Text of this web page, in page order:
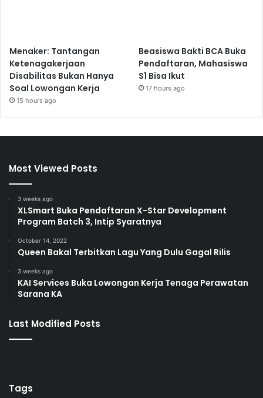
Menaker: Tantangan
Ketenagakerjaan
Disabilitas Bukan Hanya
Soal Lowongan Kerja
15 hours ago
Beasiswa Bakti BCA Buka
Pendaftaran, Mahasiswa
S1 Bisa Ikut
17 hours ago
Most Viewed Posts
3 weeks ago
XLSmart Buka Pendaftaran X-Star Development
Program Batch 3, Intip Syaratnya
October 14, 2022
Queen Bakal Terbitkan Lagu Yang Dulu Gagal Rilis
3 weeks ago
KAI Services Buka Lowongan Kerja Tenaga Perawatan
Sarana KA
Last Modified Posts
Tags